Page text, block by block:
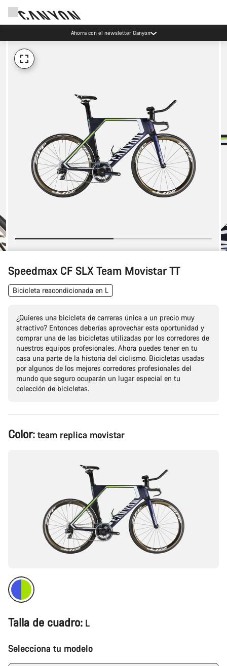
Ahorra con el newsletter Canyon
Speedmax CF SLX Team Movistar TT
Bicicleta reacondicionada en L
¿Quieres una bicicleta de carreras única a un precio muy
atractivo? Entonces deberías aprovechar esta oportunidad y
comprar una de las bicicletas utilizadas por los corredores de
nuestros equipos profesionales. Ahora puedes tener en tu
casa una parte de la historia del ciclismo. Bicicletas usadas
por algunos de los mejores corredores profesionales del
mundo que seguro ocuparán un lugar especial en tu
colección de bicicletas.
Configuración
del
Color: team replica movistar
Talla de cuadro: L
Selecciona tu modelo